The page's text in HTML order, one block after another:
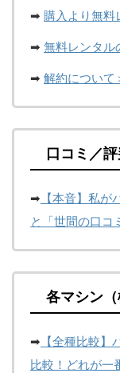
➡ 購入より無料
➡ 無料レンタル
➡ 解約について
口コミ／評
➡ 【本音】私
と「世間の口コ
各マシン
➡ 【全種比較
比較！どれが一